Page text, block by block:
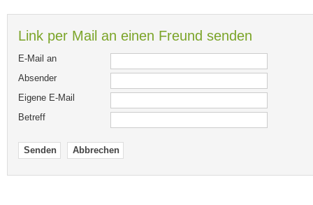
Link per Mail an einen Freund senden
E-Mail an
Absender
Eigene E-Mail
Betreff
Senden Abbrechen